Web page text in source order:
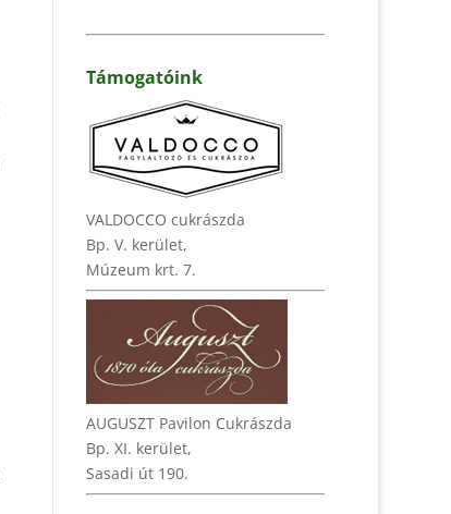
Támogatóink
VALDOCCO cukrászda
Bp. V. kerület,
Múzeum krt. 7.
AUGUSZT Pavilon Cukrászda
Bp. XI. kerület,
Sasadi út 190.